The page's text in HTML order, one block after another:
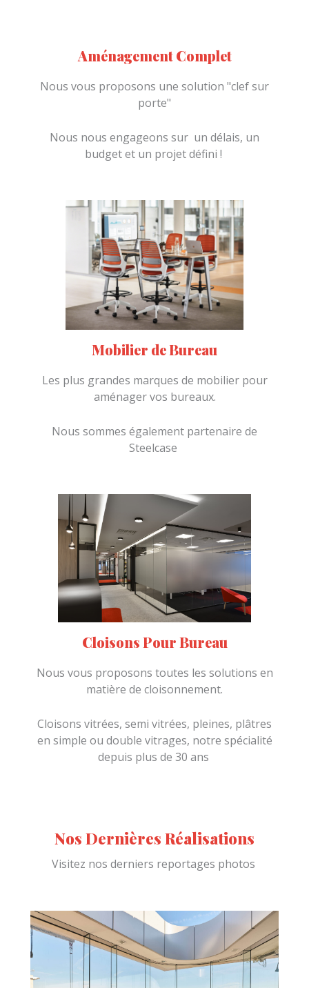
Aménagement Complet
Nous vous proposons une solution "clef sur
porte"
Nous nous engageons sur un délais, un
budget et un projet défini !
Mobilier de Bureau
Les plus grandes marques de mobilier pour
aménager vos bureaux.
Nous sommes également partenaire de
Steelcase
Cloisons Pour Bureau
Nous vous proposons toutes les solutions en
matière de cloisonnement.
Cloisons vitrées, semi vitrées, pleines, plâtres
en simple ou double vitrages, notre spécialité
depuis plus de 30 ans
Nos Dernières Réalisations
Visitez nos derniers reportages photos